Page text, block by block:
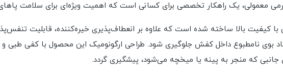
معمولی، یک راهکار تخصصی برای کسانی است که اهمیت ویژه‌ای برای سلامت
با کیفیت بالا ساخته شده است که علاوه بر انعطاف‌پذیری خیره‌کننده، قابلیت
بوی نامطبوع داخل کفش جلوگیری شود. طراحی ارگونومیک این محصول با کفی طبی و
جانبی که منجر به پینه یا میخچه می‌شود، پیشگیری گردد.